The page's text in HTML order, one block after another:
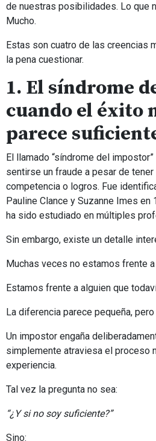
de nuestras posibilidades. Lo que
Mucho.
Estas son cuatro de las creencias
la pena cuestionar.
1. El síndrome
cuando el éxito
parece
El llamado “síndrome del
sentirse un fraude a pesar de
competencia o logros. Fue
Pauline Clance y Suzanne Imes
ha sido estudiado en múltiples
Sin embargo, existe un detalle
Muchas veces no estamos frente a
Estamos frente a alguien que
La diferencia parece pequeña,
Un impostor engaña
simplemente atraviesa el proceso
experiencia.
Tal vez la pregunta no sea:
“¿Y si no soy suficiente?”
Sino: